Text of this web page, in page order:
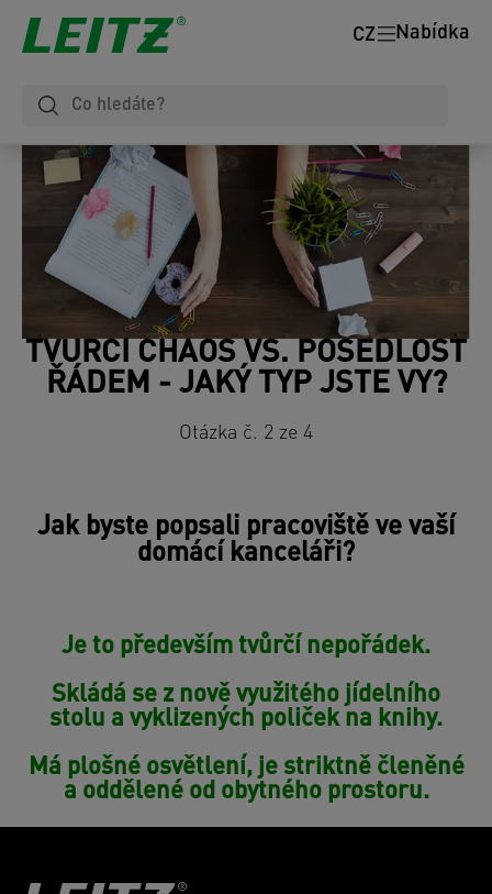
Nabídka
CZ
TVŮRČÍ CHAOS VS. POSEDLOST
ŘÁDEM - JAKÝ TYP JSTE VY?
Otázka č. 2 ze 4
Jak byste popsali pracoviště ve vaší
domácí kanceláři?
Je to především tvůrčí nepořádek.
Skládá se z nově využitého jídelního
stolu a vyklizených poliček na knihy.
Má plošné osvětlení, je striktně členěné
a oddělené od obytného prostoru.